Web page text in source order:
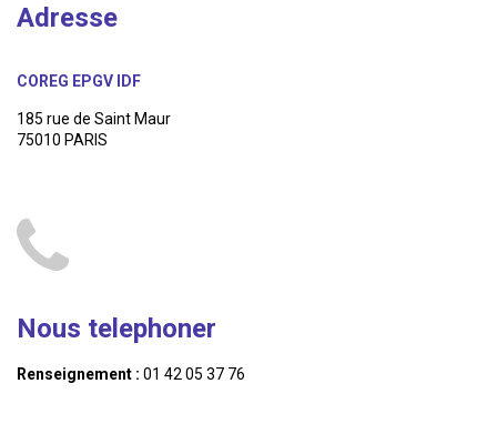
Adresse
COREG EPGV IDF
185 rue de Saint Maur
75010 PARIS
Nous telephoner
Renseignement : 01 42 05 37 76